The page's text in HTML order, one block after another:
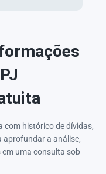
com histórico de dívidas,
aprofundar a análise,
uma consulta sob